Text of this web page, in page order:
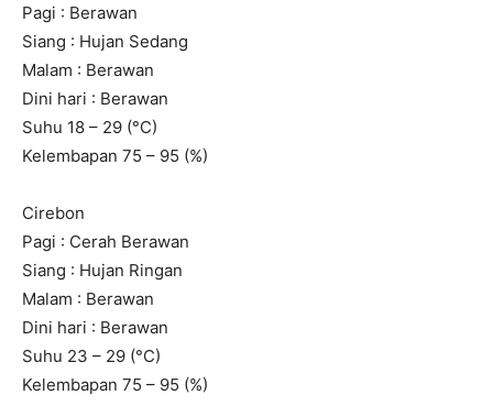
Pagi : Berawan
Siang : Hujan Sedang
Malam : Berawan
Dini hari : Berawan
Suhu 18 – 29 (°C)
Kelembapan 75 – 95 (%)
Cirebon
Pagi : Cerah Berawan
Siang : Hujan Ringan
Malam : Berawan
Dini hari : Berawan
Suhu 23 – 29 (°C)
Kelembapan 75 – 95 (%)